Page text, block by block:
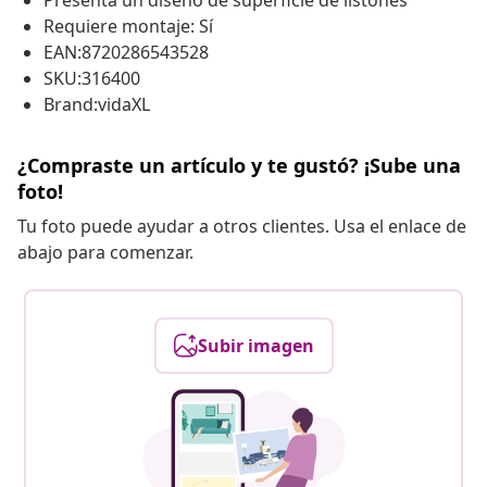
Requiere montaje: Sí
EAN:8720286543528
SKU:316400
Brand:vidaXL
¿Compraste un artículo y te gustó? ¡Sube una
foto!
Tu foto puede ayudar a otros clientes. Usa el enlace de
abajo para comenzar.
Subir imagen